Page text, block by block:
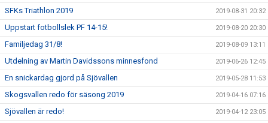
SFKs Triathlon 2019 2019-08-31 20:32
Uppstart fotbollslek PF 14-15! 2019-08-20 20:30
Familjedag 31/8! 2019-08-09 13:11
Utdelning av Martin Davidssons minnesfond 2019-06-26 12:45
En snickardag gjord på Sjövallen 2019-05-28 11:53
Skogsvallen redo för säsong 2019 2019-04-16 07:16
Sjövallen är redo! 2019-04-12 23:05